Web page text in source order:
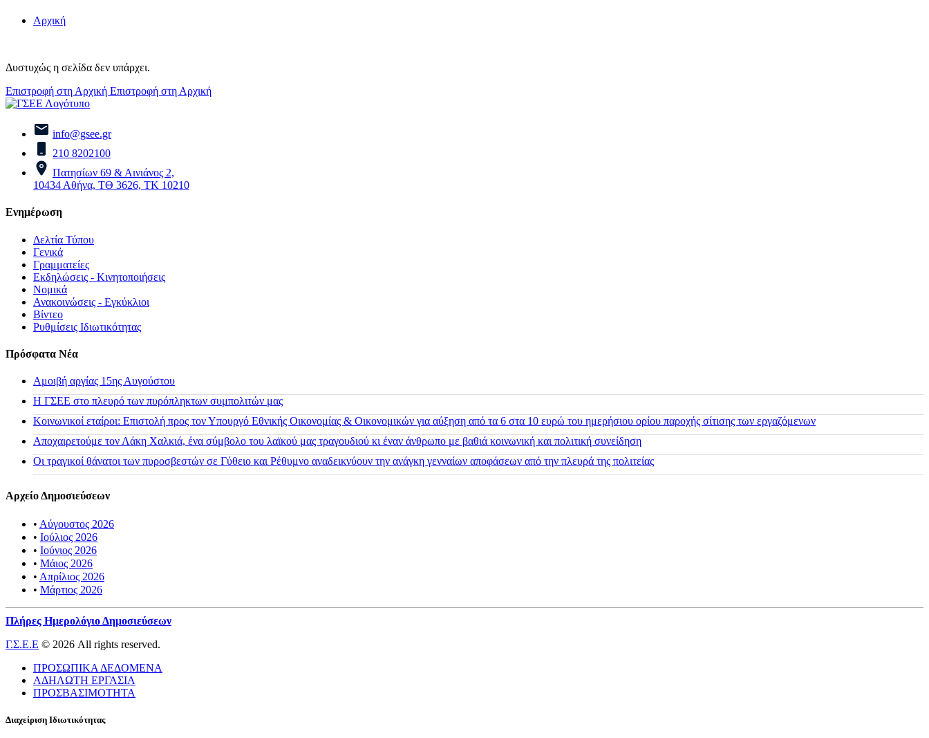
Αρχική
Δυστυχώς η σελίδα δεν υπάρχει.
Επιστροφή στη Αρχική Επιστροφή στη Αρχική
info@gsee.gr
210 8202100
Πατησίων 69 & Αινιάνος 2,
10434 Αθήνα, ΤΘ 3626, ΤΚ 10210
Ενημέρωση
Δελτία Τύπου
Γενικά
Γραμματείες
Εκδηλώσεις - Κινητοποιήσεις
Νομικά
Ανακοινώσεις - Εγκύκλιοι
Βίντεο
Ρυθμίσεις Ιδιωτικότητας
Πρόσφατα Νέα
Αμοιβή αργίας 15ης Αυγούστου
H ΓΣΕΕ στο πλευρό των πυρόπληκτων συμπολιτών μας
Κοινωνικοί εταίροι: Επιστολή προς τον Υπουργό Εθνικής Οικονομίας & Οικονομικών για αύξηση από τα 6 στα 10 ευρώ του ημερήσιου ορίου παροχής σίτισης των εργαζόμενων
Αποχαιρετούμε τον Λάκη Χαλκιά, ένα σύμβολο του λαϊκού μας τραγουδιού κι έναν άνθρωπο με βαθιά κοινωνική και πολιτική συνείδηση
Οι τραγικοί θάνατοι των πυροσβεστών σε Γύθειο και Ρέθυμνο αναδεικνύουν την ανάγκη γενναίων αποφάσεων από την πλευρά της πολιτείας
Αρχείο Δημοσιεύσεων
• Αύγουστος 2026
• Ιούλιος 2026
• Ιούνιος 2026
• Μάιος 2026
• Απρίλιος 2026
• Μάρτιος 2026
Πλήρες Ημερολόγιο Δημοσιεύσεων
Γ.Σ.Ε.Ε © 2026 All rights reserved.
ΠΡΟΣΩΠΙΚΑ ΔΕΔΟΜΕΝΑ
ΑΔΗΛΩΤΗ ΕΡΓΑΣΙΑ
ΠΡΟΣΒΑΣΙΜΟΤΗΤΑ
Διαχείριση Ιδιωτικότητας